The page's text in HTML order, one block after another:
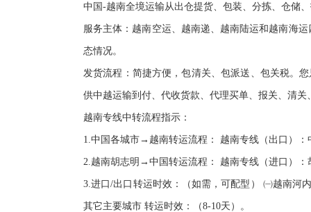
中国-越南全境运输从出仓提货、包装、分拣、仓储
服务主体：越南空运、越南递、越南陆运和越南海
态情况。
发货流程：简捷方便，包清关、包派送、包关税。
供中越运输到付、代收货款、代理买单、报关、清关
越南专线中转流程指示：
1.中国各城市→越南转运流程： 越南专线（出口）
2.越南胡志明→中国转运流程： 越南专线（进口）
3.进口/出口转运时效：（如需，可配型） ㈠越南
其它主要城市 转运时效：（8-10天）。